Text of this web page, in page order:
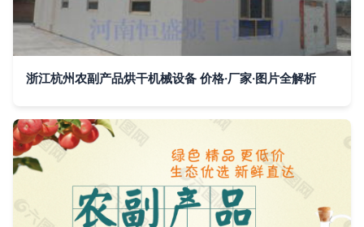
浙江杭州农副产品烘干机械设备 价格·厂家·图片全解析